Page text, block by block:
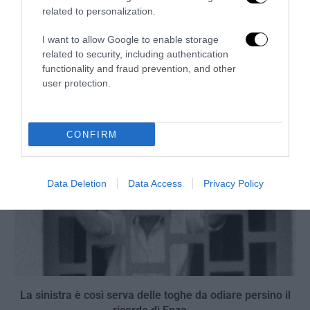
related to personalization.
I want to allow Google to enable storage
related to security, including authentication
functionality and fraud prevention, and other
user protection.
CONFIRM
Data Deletion Data Access Privacy Policy
La Camera boccia il patentino antifascista per parlare a
Montecitorio: palo clamoroso del Pd
5 Agosto 2026
La sinistra è così serva delle toghe da odiare persino il